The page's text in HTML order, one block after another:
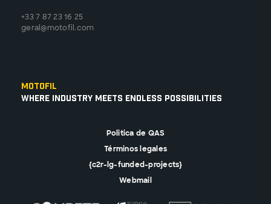
+33 7 87 23 16 25
geral@motofil.com
Motofil
Where Industry Meets Endless Possibilities
Politica de QAS
Términos legales
{c2r-lg-funded-projects}
Webmail